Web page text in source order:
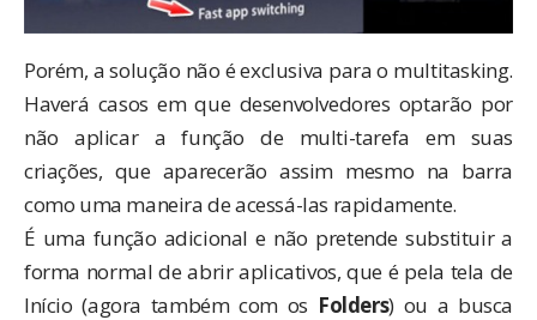
Porém, a solução não é exclusiva para o multitasking.
Haverá casos em que desenvolvedores optarão por
não aplicar a função de multi-tarefa em suas
criações, que aparecerão assim mesmo na barra
como uma maneira de acessá-las rapidamente.
É uma função adicional e não pretende substituir a
forma normal de abrir aplicativos, que é pela tela de
Início (agora também com os Folders) ou a busca